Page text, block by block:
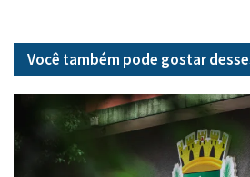
Você também pode gostar